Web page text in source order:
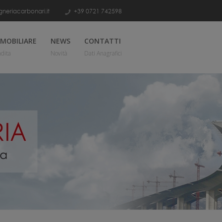
+39 0721 742598
NEWS
Novità
CONTATTI
Dati Anagrafici